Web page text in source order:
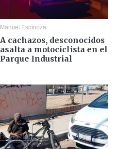
Manuel Espinoza
A cachazos, desconocidos
asalta a motociclista en el
Parque Industrial